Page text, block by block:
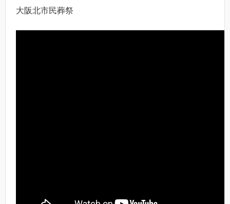
大阪北市民葬祭